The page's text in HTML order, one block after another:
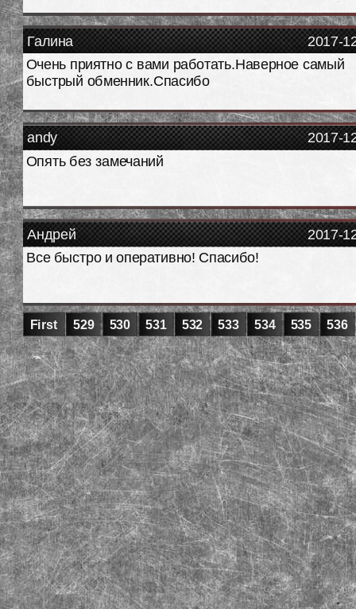
2017-
Галина
Очень приятно с вами работать.Наверное самый
быстрый обменник.Спасибо
2017-
andy
Опять без замечаний
2017-
Андрей
Все быстро и оперативно! Спасибо!
First 529 530 531 532 533 534 535 536